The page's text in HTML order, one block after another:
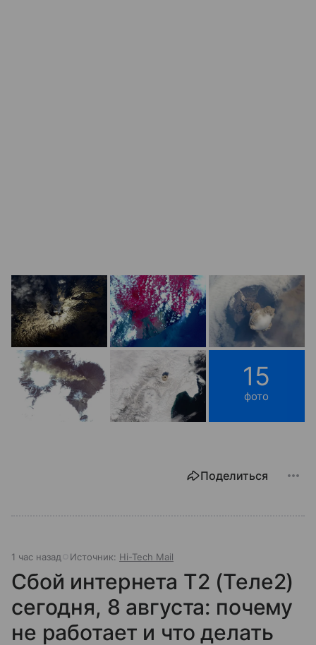
15
фото
Поделиться
1 час назад Источник: Hi-Tech Mail
Сбой интернета T2 (Теле2)
сегодня, 8 августа: почему
не работает и что делать